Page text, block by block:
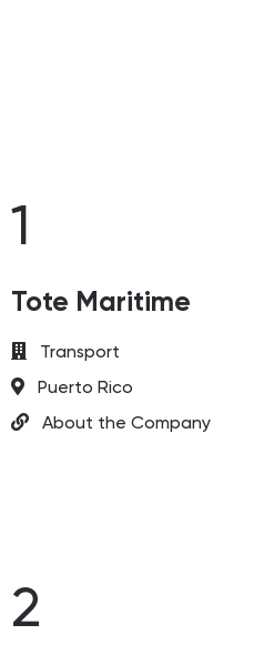
1
Tote Maritime
Transport
Puerto Rico
About the Company
2